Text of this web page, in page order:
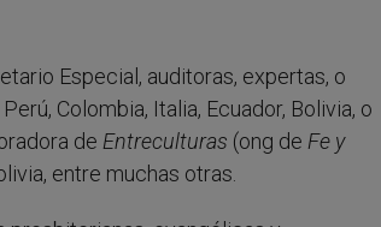
Especial, auditoras, expertas, o
Colombia, Italia, Ecuador, Bolivia, o
de Entreculturas (ong de Fe y
entre muchas otras.